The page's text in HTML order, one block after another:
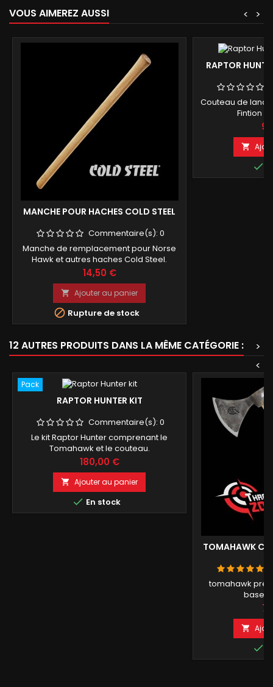
VOUS AIMEREZ AUSSI >
<
MANCHE POUR HACHES COLD STEEL
Commentaire(s): 0
Manche de remplacement pour Norse
Hawk et autres haches Cold Steel.
Prix
14,50 €
 Ajouter au panier
 Rupture de stock
RAPTOR
Couteau de
Fintion


12 AUTRES PRODUITS DANS LA MÊME CATÉGORIE :
>
<
Pack
RAPTOR HUNTER KIT
Commentaire(s): 0
Le kit Raptor Hunter comprenant le
Tomahawk et le couteau.
Prix
180,00 €
 Ajouter au panier
 En stock
TOMAHAWK
tomahawk
base

